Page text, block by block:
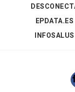
EPDATA.ES
INFOSALUS